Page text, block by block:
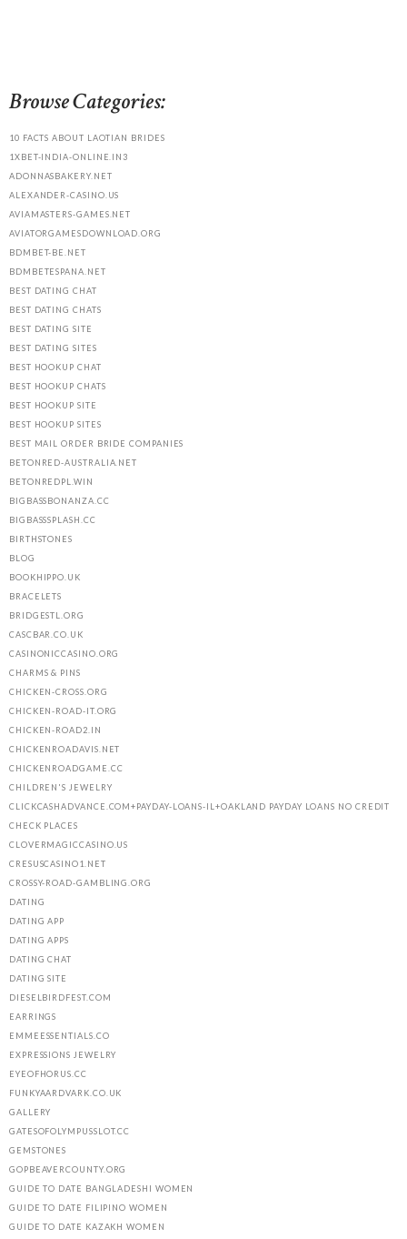
Browse Categories:
10 FACTS ABOUT LAOTIAN BRIDES
1XBET-INDIA-ONLINE.IN3
ADONNASBAKERY.NET
ALEXANDER-CASINO.US
AVIAMASTERS-GAMES.NET
AVIATORGAMESDOWNLOAD.ORG
BDMBET-BE.NET
BDMBETESPANA.NET
BEST DATING CHAT
BEST DATING CHATS
BEST DATING SITE
BEST DATING SITES
BEST HOOKUP CHAT
BEST HOOKUP CHATS
BEST HOOKUP SITE
BEST HOOKUP SITES
BEST MAIL ORDER BRIDE COMPANIES
BETONRED-AUSTRALIA.NET
BETONREDPL.WIN
BIGBASSBONANZA.CC
BIGBASSSPLASH.CC
BIRTHSTONES
BLOG
BOOKHIPPO.UK
BRACELETS
BRIDGESTL.ORG
CASCBAR.CO.UK
CASINONICCASINO.ORG
CHARMS & PINS
CHICKEN-CROSS.ORG
CHICKEN-ROAD-IT.ORG
CHICKEN-ROAD2.IN
CHICKENROADAVIS.NET
CHICKENROADGAME.CC
CHILDREN'S JEWELRY
CLICKCASHADVANCE.COM+PAYDAY-LOANS-IL+OAKLAND PAYDAY LOANS NO CREDIT
CHECK PLACES
CLOVERMAGICCASINO.US
CRESUSCASINO1.NET
CROSSY-ROAD-GAMBLING.ORG
DATING
DATING APP
DATING APPS
DATING CHAT
DATING SITE
DIESELBIRDFEST.COM
EARRINGS
EMMEESSENTIALS.CO
EXPRESSIONS JEWELRY
EYEOFHORUS.CC
FUNKYAARDVARK.CO.UK
GALLERY
GATESOFOLYMPUSSLOT.CC
GEMSTONES
GOPBEAVERCOUNTY.ORG
GUIDE TO DATE BANGLADESHI WOMEN
GUIDE TO DATE FILIPINO WOMEN
GUIDE TO DATE KAZAKH WOMEN